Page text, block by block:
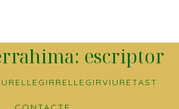
escriptor
LLEGIRRELLEGIRVIURETAST